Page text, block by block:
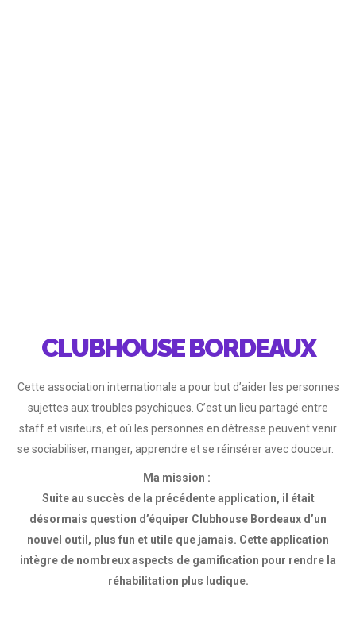
CLUBHOUSE BORDEAUX
Cette association internationale a pour but d’aider les personnes
sujettes aux troubles psychiques. C’est un lieu partagé entre
staff et visiteurs, et où les personnes en détresse peuvent venir
se sociabiliser, manger, apprendre et se réinsérer avec douceur.
Ma mission :
Suite au succès de la précédente application, il était
désormais question d’équiper Clubhouse Bordeaux d’un
nouvel outil, plus fun et utile que jamais. Cette application
intègre de nombreux aspects de gamification pour rendre la
réhabilitation plus ludique.